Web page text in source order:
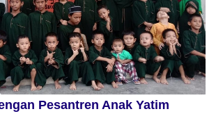
Pesantren Anak Yatim